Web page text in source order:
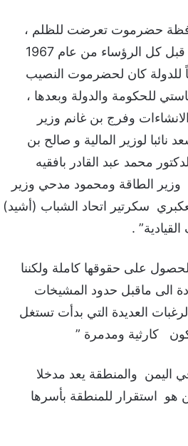
حضرموت تعرضت للظلم ،
بإشارته إلى أن ” المحافظة وأبناؤها حظيوا باهتمام خاص من قبل كل الرؤساء من عام 1967
ورئيساً للدولة كان لحضرموت النصيب
للحكومة والدولة وبعدها ،
وفرج بن غانم وزير
لوزير المالية و صالح بن
محمد عبد القادر بافقيه
وزير الطاقة ومحمود مدحي وزير
سكرتير اتحاد الشباب (أشيد)
.
على حقوقها كاملة ولكننا
الى ماقبل حدود المشيخات
العديدة التي بدأت تستغل
كارثية ومدمرة ”
والمنطقة يعد مدخلا
هو استقرار للمنطقة بأسرها